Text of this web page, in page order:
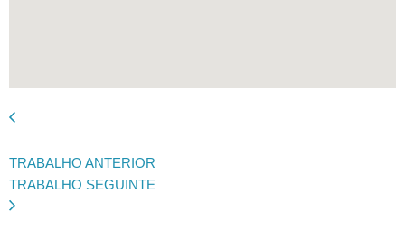
TRABALHO ANTERIOR
TRABALHO SEGUINTE